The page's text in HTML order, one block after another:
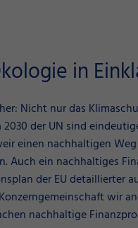
in
Nicht nur das
der UN sind
einen nachhaltigen
Auch ein nachhaltiges
der EU detaillierter
wir
nachhaltige